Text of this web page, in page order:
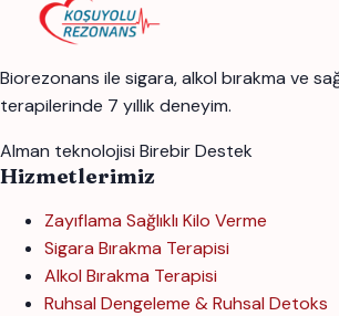
Biorezonans ile sigara, alkol bırakma ve
terapilerinde 7 yıllık deneyim.
Alman teknolojisi Birebir Destek
Hizmetlerimiz
Zayıflama Sağlıklı Kilo Verme
Sigara Bırakma Terapisi
Alkol Bırakma Terapisi
Ruhsal Dengeleme & Ruhsal Detoks